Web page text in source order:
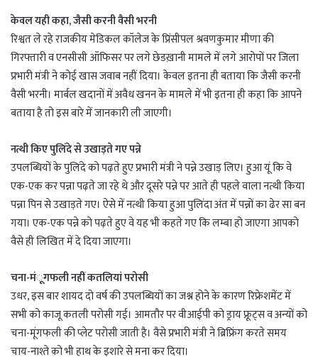
केवल यही कहा, जैसी करनी वैसी भरनी
रिश्वत ले रहे राजकीय मेडिकल कॉलेज के प्रिंसीपल श्रवणकुमार मीणा की
गिरफ्तारी व एनसीसी ऑफिसर पर लगे छेडख़ानी मामले में लगे आरोपों पर जिला
प्रभारी मंत्री ने कोई खास जवाब नहीं दिया। केवल इतना ही बताया कि जैसी करनी
वैसी भरनी। मार्बल खदानों में अवैध खनन के मामले में भी इतना ही कहा कि आपने
बताया है तो इस बारे में जानकारी ली जाएगी।
नत्थी किए पुलिंदे से उखाड़ते गए पन्ने
उपलब्धियों के पुलिंदे को पढ़ते हुए प्रभारी मंत्री ने पन्ने उखाड़ लिए। हुआ यूं कि वे
एक-एक कर पन्ना पढ़ते जा रहे थे और दूसरे पन्ने पर आते ही पहले वाला नत्थी किया
पन्ना पिन से उखाड़ते गए। ऐसे में नत्थी किया हुआ पुलिंदा अंत में पन्नों का ढेर सा बन
गया। एक-एक पन्ने को पढ़ते हुए वे यह भी कहते गए कि लम्बा हो जाएगा आपको
वैसे ही लिखित में दे दिया जाएगा।
चना-मंूगफली नहीं कतलियां परोसी
उधर, इस बार शायद दो वर्ष की उपलब्धियों का जश्न होने के कारण रिफ्रेशमेंट में
सभी को काजू कतली परोसी गई। आमतौर पर वीआईपी को ड्राय फ्रूट्स व अन्यों को
चना-मूंगफली की प्लेट परोसी जाती है। वैसे प्रभारी मंत्री ने ब्रिफ्रिंग करते समय
चाय-नाश्ते को भी हाथ के इशारे से मना कर दिया।